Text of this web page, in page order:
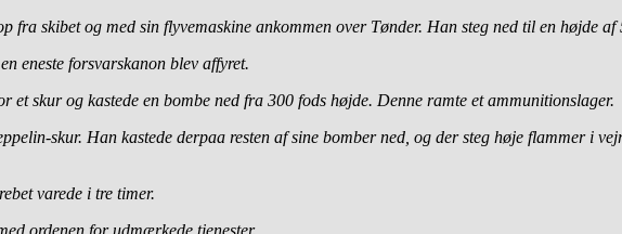
fra skibet og med sin flyvemaskine ankommen over Tønder. Han steg ned til en højde
eneste forsvarskanon blev affyret.
skur og kastede en bombe ned fra 300 fods højde. Denne ramte et ammunitionslager.
skur. Han kastede derpaa resten af sine bomber ned, og der steg høje flammer i
varede i tre timer.
ordenen for udmærkede tjenester.